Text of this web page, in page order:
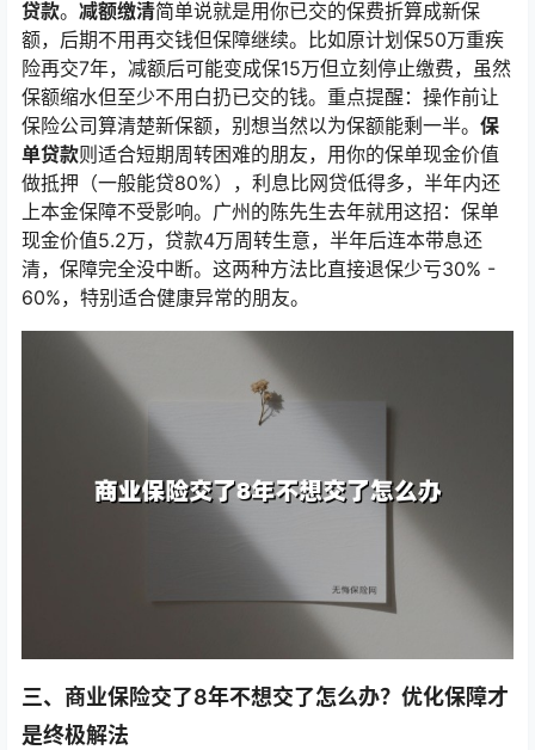
贷款。 减额缴清简单说就是用你已交的保费折算成新保
额，后期不用再交钱但保障继续。比如原计划保50万重疾
险再交7年，减额后可能变成保15万但立刻停止缴费，虽然
保额缩水但至少不用白扔已交的钱。重点提醒：操作前让
保险公司算清楚新保额，别想当然以为保额能剩一半。 保
单贷款则适合短期周转困难的朋友，用你的保单现金价值
做抵押（一般能贷80%），利息比网贷低得多，半年内还
上本金保障不受影响。广州的陈先生去年就用这招：保单
现金价值5.2万，贷款4万周转生意，半年后连本带息还
清，保障完全没中断。这两种方法比直接退保少亏30% -
60%，特别适合健康异常的朋友。
三、商业保险交了8年不想交了怎么办？优化保障才
是终极解法